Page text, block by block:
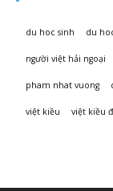
du hoc sinh du
người việt hải ngoại
pham nhat vuong
việt kiều việt kiều